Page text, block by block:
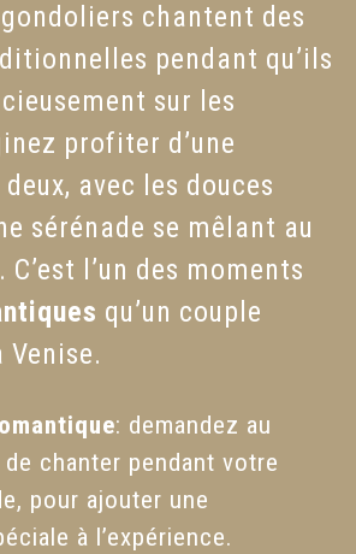
chantent des
pendant qu’ils
sur les
profiter d’une
avec les douces
sérénade se mêlant au
C’est l’un des moments
qu’un couple
Venise.
: demandez au
chanter pendant votre
pour ajouter une
à l’expérience.